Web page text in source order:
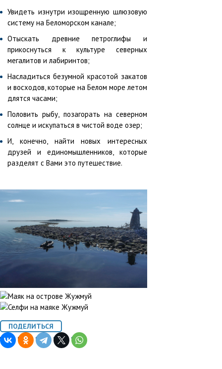
Увидеть изнутри изощренную шлюзовую
систему на Беломорском канале;
Отыскать древние петроглифы и
прикоснуться к культуре северных
мегалитов и лабиринтов;
Насладиться безумной красотой закатов
и восходов, которые на Белом море летом
длятся часами;
Половить рыбу, позагорать на северном
солнце и искупаться в чистой воде озер;
И, конечно, найти новых интересных
друзей и единомышленников, которые
разделят с Вами это путешествие.